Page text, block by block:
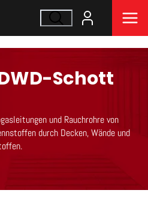
Schott
und Rauchrohre von
durch Decken, Wände und